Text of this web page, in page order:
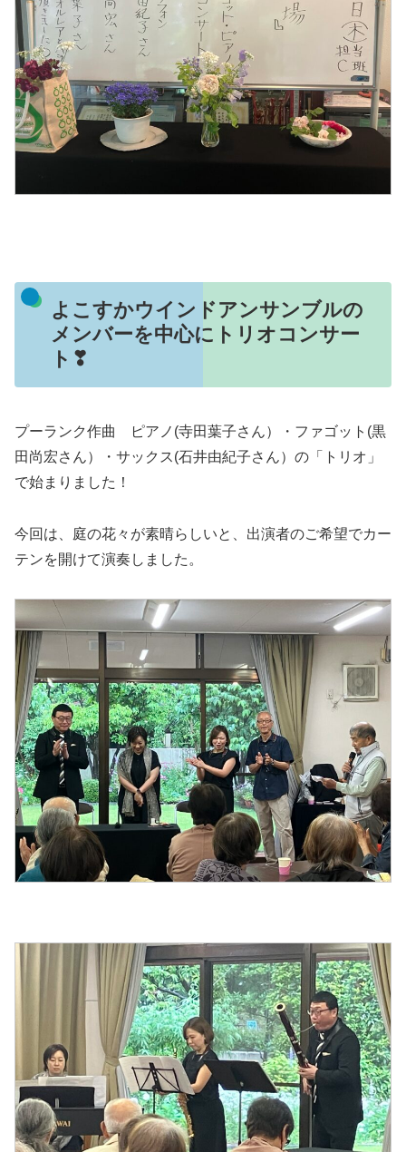
よこすかウインドアンサンブルの
メンバーを中心にトリオコンサー
ト❣
プーランク作曲 ピアノ(寺田葉子さん）・ファゴット(黒
田尚宏さん）・サックス(石井由紀子さん）の「トリオ」
で始まりました！
今回は、庭の花々が素晴らしいと、出演者のご希望でカー
テンを開けて演奏しました。